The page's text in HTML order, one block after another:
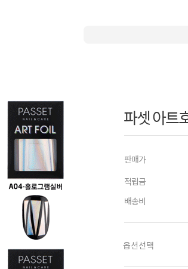
파셋 아트
판매가
적립금
배송비
옵션선택